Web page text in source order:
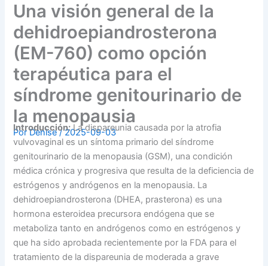
Una visión general de la
dehidroepiandrosterona
(EM-760) como opción
terapéutica para el
síndrome genitourinario de
la menopausia
PorDenise/2025-09-03
Introducción:La dispareunia causada por la atrofia
vulvovaginal es un síntoma primario del síndrome
genitourinario de la menopausia (GSM), una condición
médica crónica y progresiva que resulta de la deficiencia de
estrógenos y andrógenos en la menopausia. La
dehidroepiandrosterona (DHEA, prasterona) es una
hormona esteroidea precursora endógena que se
metaboliza tanto en andrógenos como en estrógenos y
que ha sido aprobada recientemente por la FDA para el
tratamiento de la dispareunia de moderada a grave